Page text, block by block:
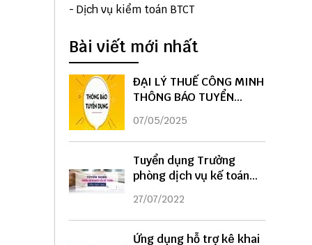
- Dịch vụ kiểm toán BTCT
Bài viết mới nhất
ĐẠI LÝ THUẾ CÔNG MINH
THÔNG BÁO TUYỂN
DỤNG
07/05/2025
Tuyển dụng Trưởng
phòng dịch vụ kế toán
năm 2022
27/07/2022
Ứng dụng hỗ trợ kê khai